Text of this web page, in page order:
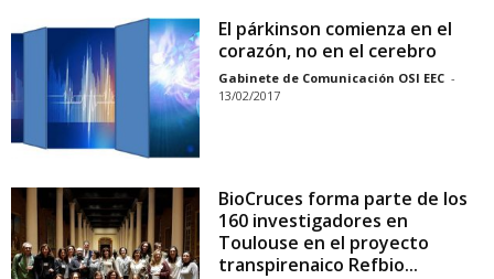
El párkinson comienza en el
corazón, no en el cerebro
Gabinete de Comunicación OSI EEC -
13/02/2017
BioCruces forma parte de los
160 investigadores en
Toulouse en el proyecto
transpirenaico Refbio...